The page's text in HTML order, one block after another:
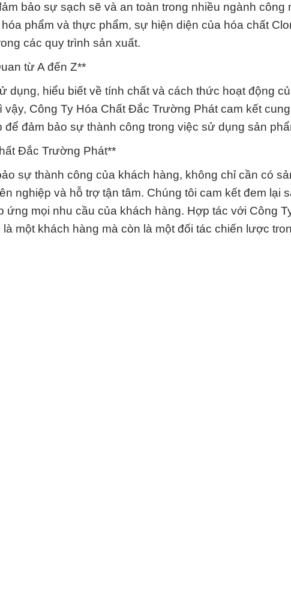
bảo sự sạch sẽ và an toàn trong nhiều ngành công
phẩm và thực phẩm, sự hiện diện của hóa chất
các quy trình sản xuất.
từ A đến Z**
dụng, hiểu biết về tính chất và cách thức hoạt động
vậy, Công Ty Hóa Chất Đắc Trường Phát cam kết
để đảm bảo sự thành công trong việc sử dụng sản
Đắc Trường Phát**
sự thành công của khách hàng, không chỉ cần có
nghiệp và hỗ trợ tận tâm. Chúng tôi cam kết đem lại
ứng mọi nhu cầu của khách hàng. Hợp tác với Công
một khách hàng mà còn là một đối tác chiến lược